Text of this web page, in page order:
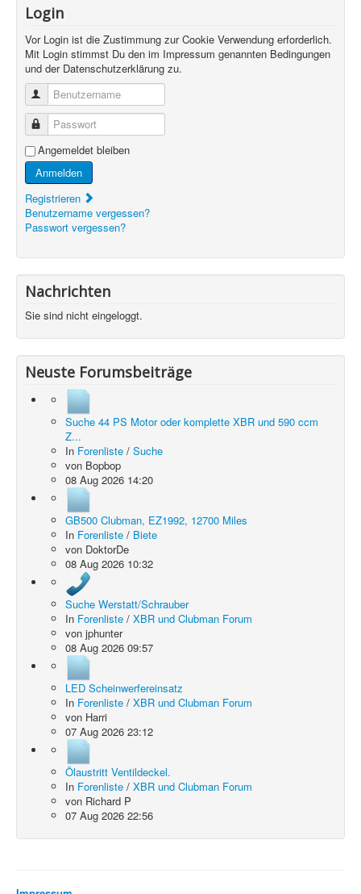
Login
Vor Login ist die Zustimmung zur Cookie Verwendung erforderlich.
Mit Login stimmst Du den im Impressum genannten Bedingungen
und der Datenschutzerklärung zu.
Benutzername
Passwort
Angemeldet bleiben
Anmelden
Registrieren
Benutzername vergessen?
Passwort vergessen?
Nachrichten
Sie sind nicht eingeloggt.
Neuste Forumsbeiträge
Suche 44 PS Motor oder komplette XBR und 590 ccm
Z...
In Forenliste / Suche
von Bopbop
08 Aug 2026 14:20
GB500 Clubman, EZ1992, 12700 Miles
In Forenliste / Biete
von DoktorDe
08 Aug 2026 10:32
Suche Werstatt/Schrauber
In Forenliste / XBR und Clubman Forum
von jphunter
08 Aug 2026 09:57
LED Scheinwerfereinsatz
In Forenliste / XBR und Clubman Forum
von Harri
07 Aug 2026 23:12
Ölaustritt Ventildeckel.
In Forenliste / XBR und Clubman Forum
von Richard P
07 Aug 2026 22:56